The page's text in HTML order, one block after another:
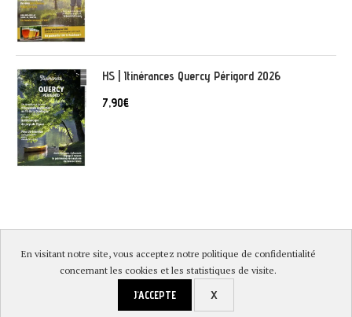
En visitant notre site, vous acceptez notre politique de confidentialité
concernant les cookies et les statistiques de visite.
J'ACCEPTE X
HS | Itinérances Quercy Périgord 2026
7,90€
© DireLot 2019 |Mentions légales & Politique de confidentialité|
Conditions générales de vente|Paiement sécurisé et livraison
RETOUR EN HAUT